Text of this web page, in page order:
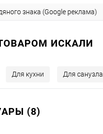
знака (Google реклама)
ИСКАЛИ
Для кухни Для санузла
(8)